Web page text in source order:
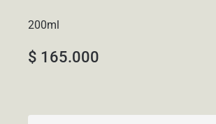
200ml
$ 165.000